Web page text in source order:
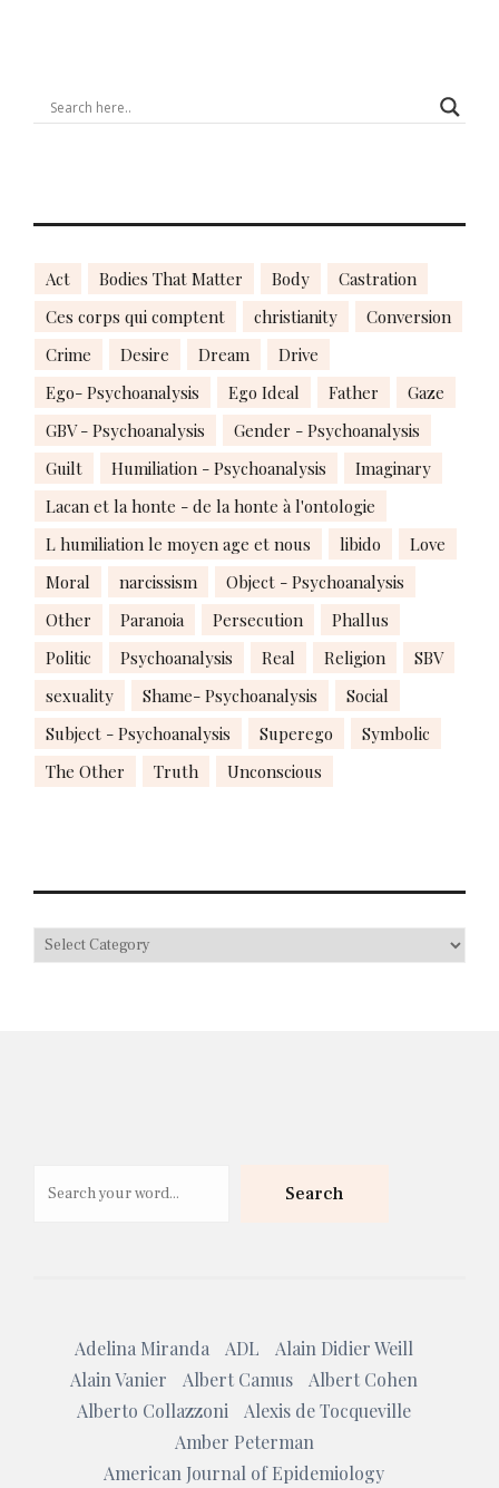
Act Bodies That Matter Body
Castration
Ces corps qui comptent
christianity
Conversion
Crime
Desire Dream
Drive
Ego- Psychoanalysis
Ego Ideal Father
Gaze
GBV - Psychoanalysis
Gender - Psychoanalysis
Guilt
Humiliation - Psychoanalysis
Imaginary
Lacan et la honte - de la honte à l'ontologie
L humiliation le moyen age et nous
libido
Love
Moral
narcissism
Object - Psychoanalysis
Other
Paranoia Persecution
Phallus
Politic
Psychoanalysis Real Religion
SBV
sexuality
Shame- Psychoanalysis
Social
Subject - Psychoanalysis
Superego
Symbolic
The Other
Truth Unconscious
Search
Adelina Miranda ADL
Alain Didier Weill
Alain Vanier
Albert Camus
Albert Cohen
Alberto Collazzoni
Alexis de Tocqueville
Amber Peterman
American Journal of Epidemiology